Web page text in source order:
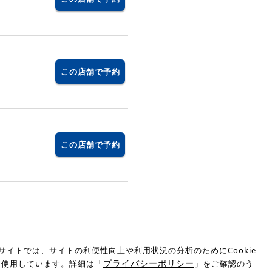
この店舗で予約
この店舗で予約
イトでは、サイトの利便性向上や利用状況の分析のためにCookie
用しています。詳細は「プライバシーポリシー 」をご確認のう